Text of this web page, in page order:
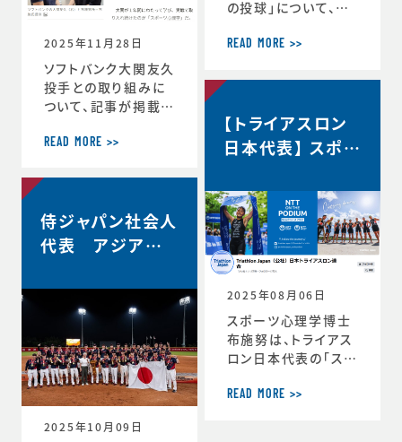
自分の最高を引き出
ツ心理学博士が語る
結果を出し続ける人
の
2025年11月28日
ソフトバンク大関友久
投手との取り組みに
ついて、記事が掲載さ
理学で結果 大関投
＜朝日新聞デジタル
ahi.com/articles/
DA3S16351620.ht
ml
READ MORE >>
の投球」について、イ
ます。速球140km／
フトバンク大関友久
エンスです」https://
topics.smt.doco
mo.ne.jp/article/
day-445985
READ MORE >>
侍ジャパン社会人
代表 アジア選
2025年10月09日
【トライアスロン
日本代表】 スポー
ト/ハイパフォーマ
ンスコーチ 就任
2025年08月06日
スポーツ心理学博士
布施努は、トライアス
ロン日本代表の「スポ
ハイパフォーマンスコ
READ MORE >>